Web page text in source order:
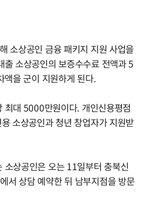
소상공인 금융 패키지 지원 사업을
출 소상공인의 보증수수료 전액과 5
을 군이 지원하게 된다.
최대 5000만원이다. 개인신용평점
소상공인과 청년 창업자가 지원받
소상공인은 오는 11일부터 충북신
서 상담 예약한 뒤 남부지점을 방문